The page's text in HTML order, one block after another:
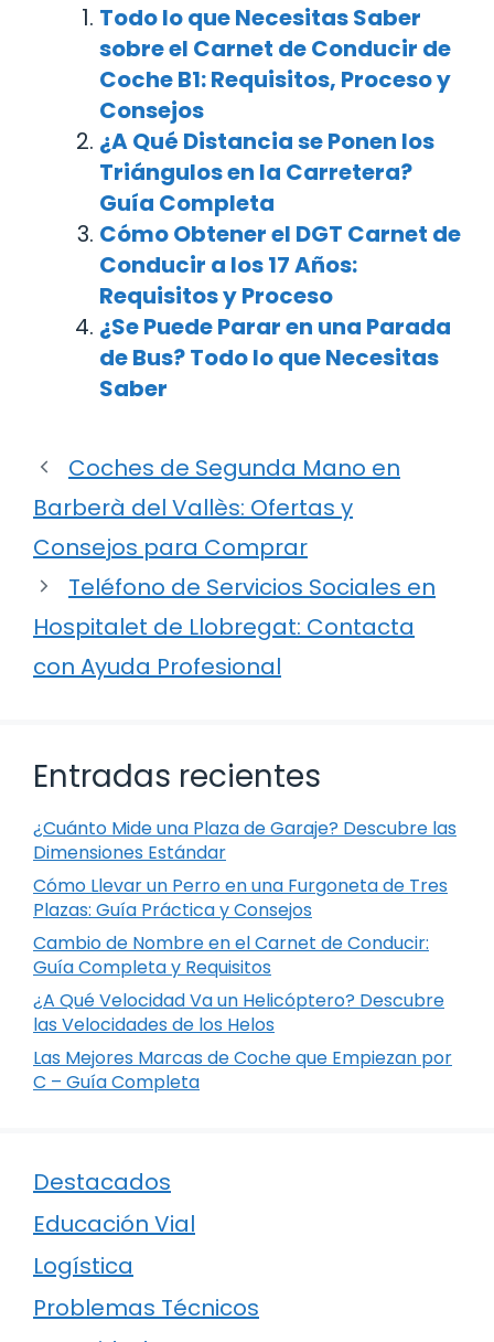
Todo lo que Necesitas Saber
sobre el Carnet de Conducir de
Coche B1: Requisitos, Proceso y
Consejos
¿A Qué Distancia se Ponen los
Triángulos en la Carretera?
Guía Completa
Cómo Obtener el DGT Carnet de
Conducir a los 17 Años:
Requisitos y Proceso
¿Se Puede Parar en una Parada
de Bus? Todo lo que Necesitas
Saber
Coches de Segunda Mano en
Barberà del Vallès: Ofertas y
Consejos para Comprar
Teléfono de Servicios Sociales en
Hospitalet de Llobregat: Contacta
con Ayuda Profesional
Entradas recientes
¿Cuánto Mide una Plaza de Garaje? Descubre las
Dimensiones Estándar
Cómo Llevar un Perro en una Furgoneta de Tres
Plazas: Guía Práctica y Consejos
Cambio de Nombre en el Carnet de Conducir:
Guía Completa y Requisitos
¿A Qué Velocidad Va un Helicóptero? Descubre
las Velocidades de los Helos
Las Mejores Marcas de Coche que Empiezan por
C – Guía Completa
Destacados
Educación Vial
Logística
Problemas Técnicos